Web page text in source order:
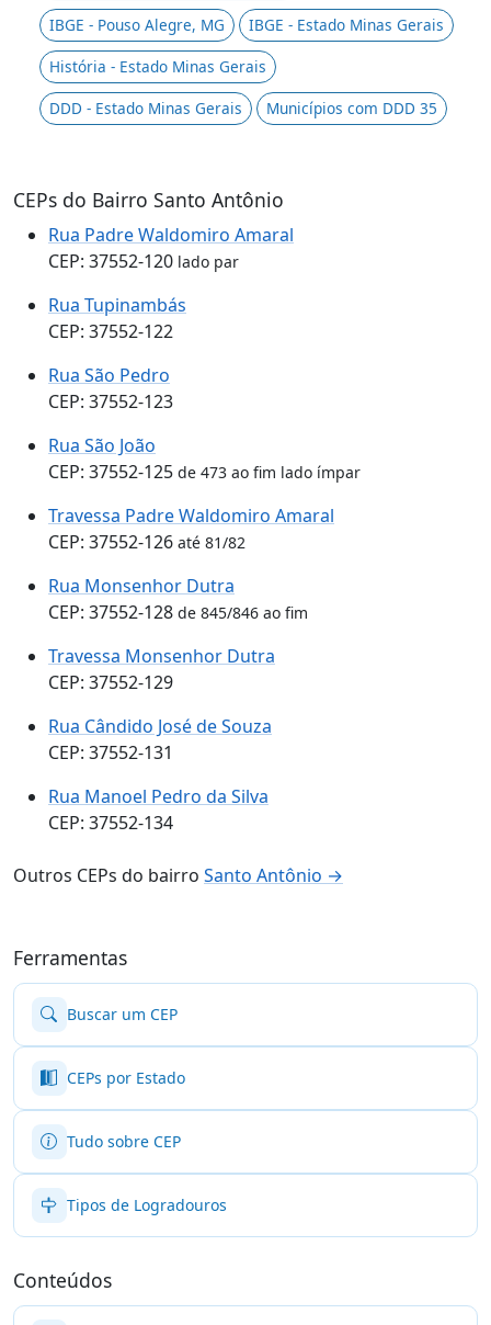
IBGE - Pouso Alegre, MG
IBGE - Estado Minas Gerais
História - Estado Minas Gerais
DDD - Estado Minas Gerais
Municípios com DDD 35
CEPs do Bairro Santo Antônio
Rua Padre Waldomiro Amaral
CEP: 37552-120 lado par
Rua Tupinambás
CEP: 37552-122
Rua São Pedro
CEP: 37552-123
Rua São João
CEP: 37552-125 de 473 ao fim lado ímpar
Travessa Padre Waldomiro Amaral
CEP: 37552-126 até 81/82
Rua Monsenhor Dutra
CEP: 37552-128 de 845/846 ao fim
Travessa Monsenhor Dutra
CEP: 37552-129
Rua Cândido José de Souza
CEP: 37552-131
Rua Manoel Pedro da Silva
CEP: 37552-134
Outros CEPs do bairro Santo Antônio →
Ferramentas
Buscar um CEP
CEPs por Estado
Tudo sobre CEP
Tipos de Logradouros
Conteúdos